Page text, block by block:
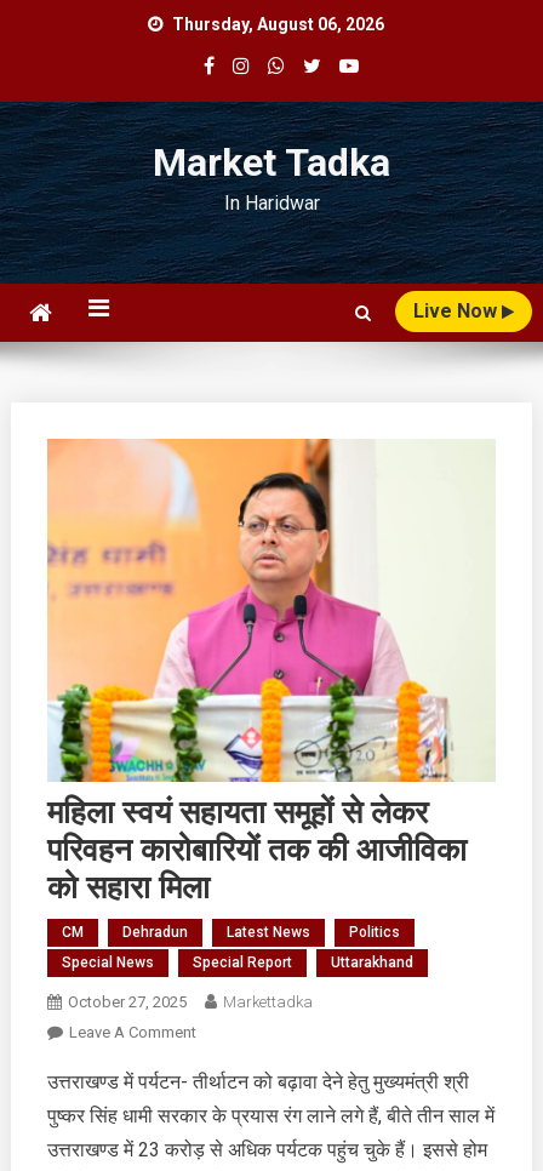
Thursday, August 06, 2026
Market Tadka
In Haridwar
Live Now
महिला स्वयं सहायता समूहों से लेकर
परिवहन कारोबारियों तक की आजीविका
को सहारा मिला
CM Dehradun Latest News
Politics
Special News
Special Report Uttarakhand
October 27, 2025
Markettadka
Leave A CommentOn
स्वयं
सहायता
समूहों
उत्तराखण्ड में पर्यटन- तीर्थाटन को बढ़ावा देने हेतु मुख्यमंत्री श्री
पुष्कर सिंह धामी सरकार के प्रयास रंग लाने लगे हैं, बीते तीन साल में
उत्तराखण्ड में 23 करोड़ से अधिक पर्यटक पहुंच चुके हैं। इससे होम